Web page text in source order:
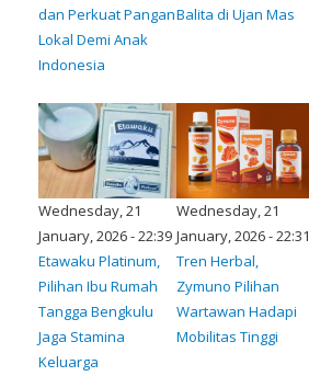
dan Perkuat Pangan
Lokal Demi Anak
Indonesia
Balita di Ujan Mas
Wednesday, 21
January, 2026 - 22:39
Etawaku Platinum,
Pilihan Ibu Rumah
Tangga Bengkulu
Jaga Stamina
Keluarga
Wednesday, 21
January, 2026 - 22:31
Tren Herbal,
Zymuno Pilihan
Wartawan Hadapi
Mobilitas Tinggi